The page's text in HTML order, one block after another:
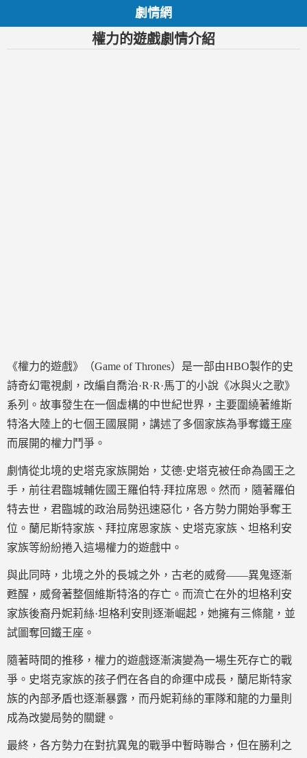
劇情網
權力的遊戲劇情介紹
《權力的遊戲》（Game of Thrones）是一部由HBO製作的史
詩奇幻電視劇，改編自喬治·R·R·馬丁的小說《冰與火之歌》
系列。故事發生在一個虛構的中世紀世界，主要圍繞著維斯
特洛大陸上的七個王國展開，講述了多個家族為爭奪鐵王座
而展開的權力鬥爭。
劇情從北境的史塔克家族開始，艾德·史塔克被任命為國王之
手，前往君臨城輔佐國王羅伯特·拜拉席恩。然而，隨著羅伯
特去世，君臨城的政治局勢迅速惡化，各方勢力開始爭奪王
位。蘭尼斯特家族、拜拉席恩家族、史塔克家族、坦格利安
家族等紛紛捲入這場權力的遊戲中。
與此同時，北境之外的長城之外，古老的威脅——異鬼逐漸
甦醒，威脅著整個維斯特洛的存亡。而流亡在外的坦格利安
家族後裔丹妮莉絲·坦格利安則逐漸崛起，她擁有三條龍，並
試圖奪回鐵王座。
隨著時間的推移，權力的遊戲逐漸演變為一場生死存亡的戰
爭。史塔克家族的孩子們在各自的命運中成長，蘭尼斯特家
族的內部矛盾也逐漸暴露，而丹妮莉絲的軍隊和龍的力量則
成為改變局勢的關鍵。
最終，各方勢力在對抗異鬼的戰爭中暫時聯合，但在勝利之